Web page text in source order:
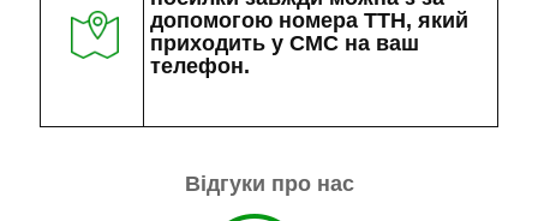
допомогою номера ТТН, який
приходить у СМС на ваш
телефон.
Відгуки про нас